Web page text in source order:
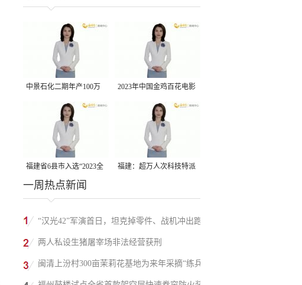
中景石化二期年产100万
吨丙烷脱氢项目建成中交
2023年中国金鸡百花电影
节有福电影巡展31日启动
福建省6县市入选“2023全
国县域发展潜力百强县”
福建：超万人次科技特派
一周热点新闻
“汉光42”军演首日，坦克掉零件、战机冲出跑
道、赖清德逃跑……螺丝都拧不紧，台军能打
两人私设生猪屠宰场非法经营获刑
闽清上汾村300亩茉莉花基地为来年采摘“练兵”